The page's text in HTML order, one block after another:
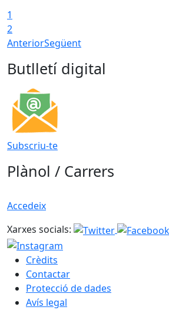
1
2
AnteriorSegüent
Butlletí digital
Subscriu-te
Plànol / Carrers
Accedeix
Xarxes socials:
Crèdits
Contactar
Protecció de dades
Avís legal